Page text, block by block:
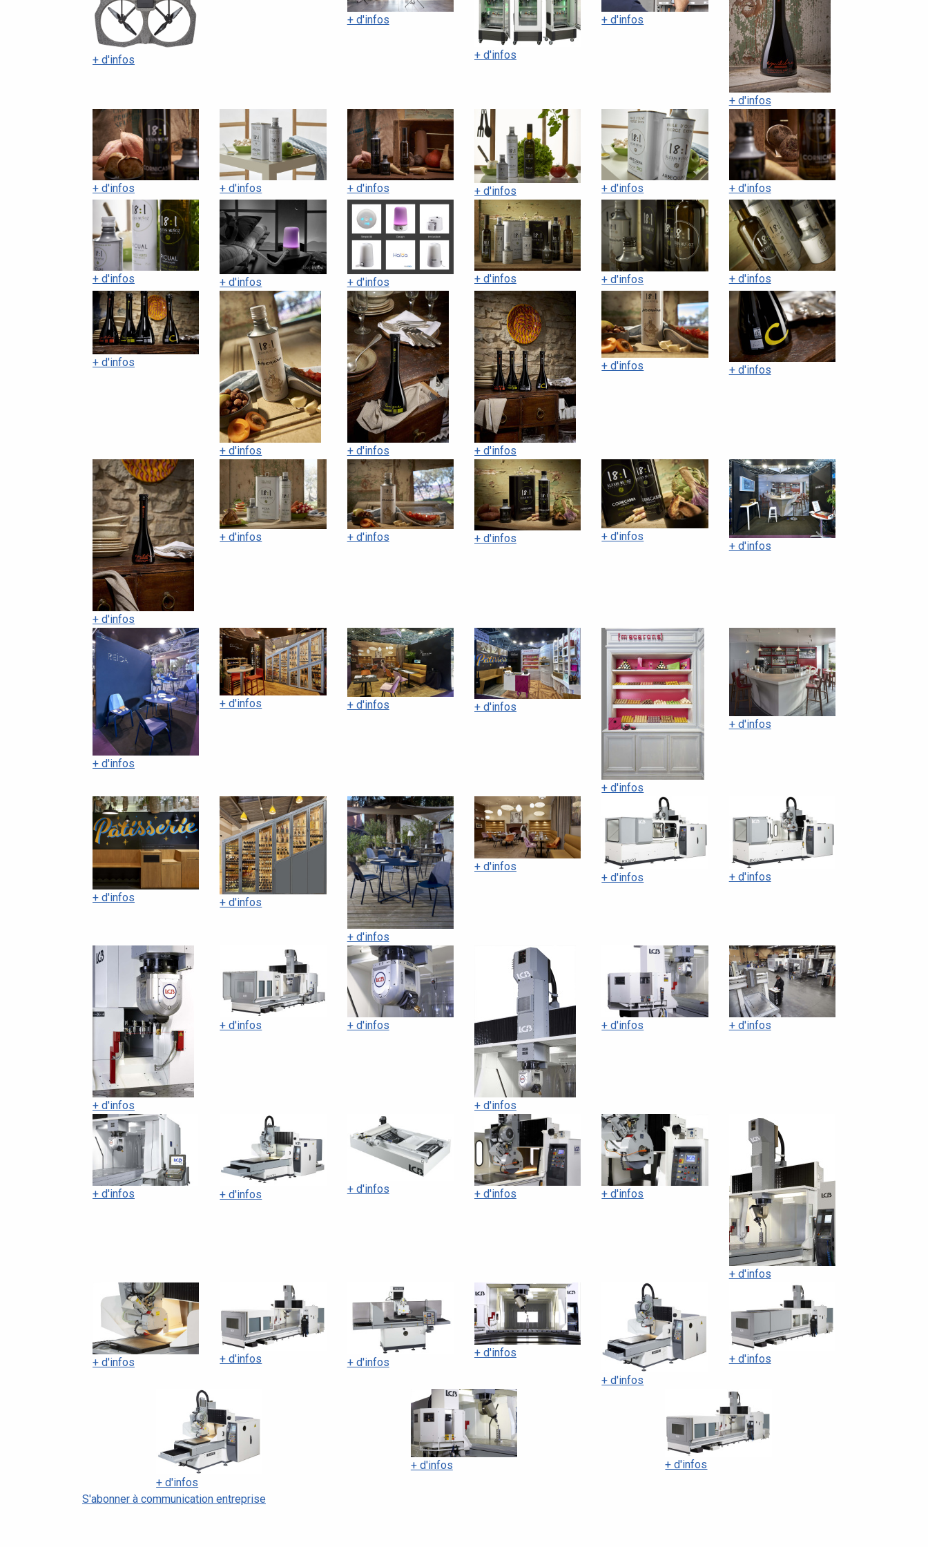
+ d'infos
+ d'infos
+ d'infos
+ d'infos
+ d'infos
+ d'infos + d'infos + d'infos + d'infos + d'infos + d'infos
+ d'infos + d'infos + d'infos + d'infos + d'infos + d'infos
+ d'infos
+ d'infos + d'infos + d'infos
+ d'infos + d'infos
+ d'infos
+ d'infos + d'infos + d'infos + d'infos
+ d'infos
+ d'infos
+ d'infos + d'infos + d'infos
+ d'infos
+ d'infos
+ d'infos + d'infos
+ d'infos
+ d'infos
+ d'infos
+ d'infos
+ d'infos
+ d'infos + d'infos
+ d'infos
+ d'infos + d'infos
+ d'infos + d'infos + d'infos + d'infos + d'infos
+ d'infos
+ d'infos + d'infos + d'infos
+ d'infos
+ d'infos
+ d'infos
+ d'infos
+ d'infos + d'infos
S'abonner à communication entreprise